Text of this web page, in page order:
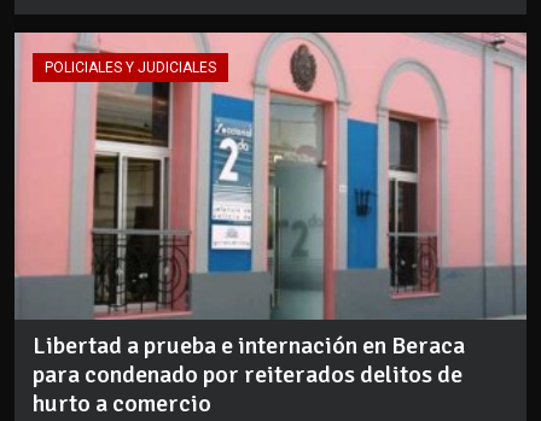
POLICIALES Y JUDICIALES
Libertad a prueba e internación en Beraca
para condenado por reiterados delitos de
hurto a comercio